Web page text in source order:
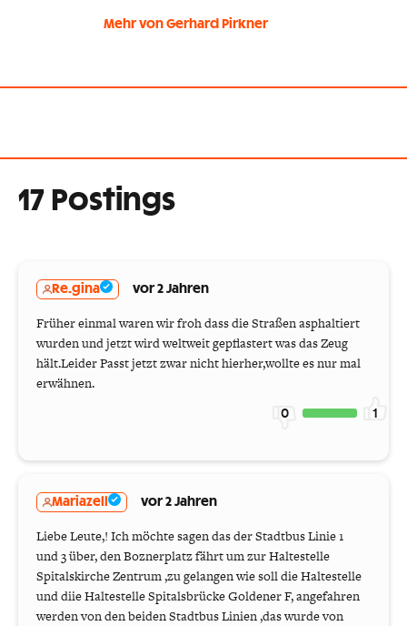
Mehr von Gerhard Pirkner
17 Postings
Re.gina vor 2 Jahren
Früher einmal waren wir froh dass die Straßen asphaltiert
wurden und jetzt wird weltweit gepflastert was das Zeug
hält.Leider Passt jetzt zwar nicht hierher,wollte es nur mal
erwähnen.
0 1
Mariazell vor 2 Jahren
Liebe Leute,! Ich möchte sagen das der Stadtbus Linie 1
und 3 über, den Boznerplatz fährt um zur Haltestelle
Spitalskirche Zentrum ,zu gelangen wie soll die Haltestelle
und diie Haltestelle Spitalsbrücke Goldener F, angefahren
werden von den beiden Stadtbus Linien ,das wurde von